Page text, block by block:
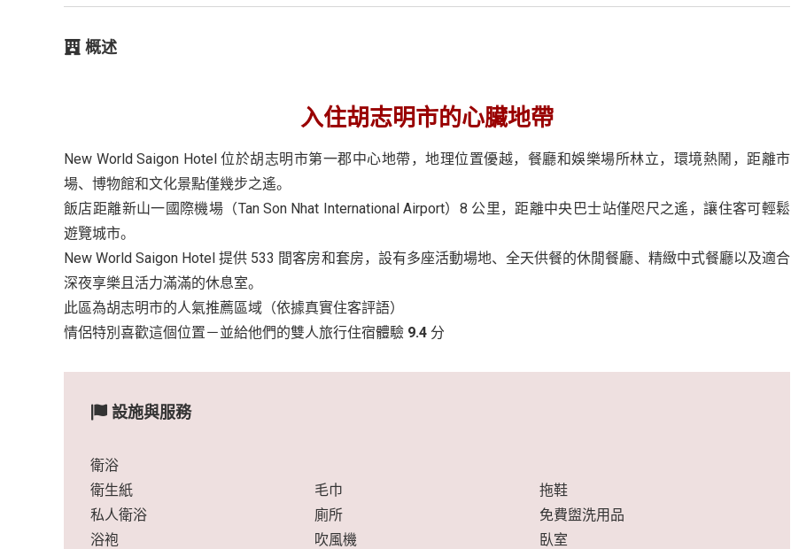
概述
入住胡志明市的心臟地帶
New World Saigon Hotel 位於胡志明市第一郡中心地帶，地理位置優越，餐廳和娛樂場所林立，環境熱鬧，距離市
場、博物館和文化景點僅幾步之遙。
飯店距離新山一國際機場（Tan Son Nhat International Airport）8 公里，距離中央巴士站僅咫尺之遙，讓住客可輕鬆
遊覽城市。
New World Saigon Hotel 提供 533 間客房和套房，設有多座活動場地、全天供餐的休閒餐廳、精緻中式餐廳以及適合
深夜享樂且活力滿滿的休息室。
此區為胡志明市的人氣推薦區域（依據真實住客評語）
情侶特別喜歡這個位置－並給他們的雙人旅行住宿體驗 9.4 分
設施與服務
衛浴
衛生紙
毛巾
拖鞋
私人衛浴
廁所
免費盥洗用品
浴袍
吹風機
臥室